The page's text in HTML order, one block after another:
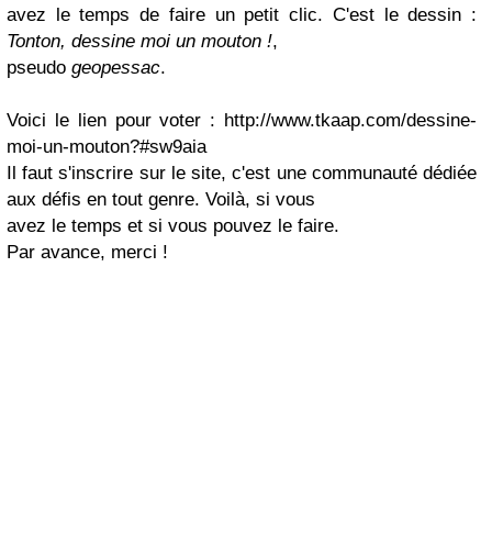
avez le temps de faire un petit clic. C'est le dessin :
Tonton, dessine moi un mouton !,
pseudo geopessac.
Voici le lien pour voter : http://www.tkaap.com/dessine-
moi-un-mouton?#sw9aia
Il faut s'inscrire sur le site, c'est une communauté dédiée
aux défis en tout genre. Voilà, si vous
avez le temps et si vous pouvez le faire.
Par avance, merci !